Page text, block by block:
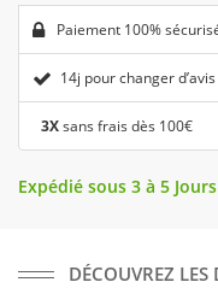
Paiement 100%
14j pour changer d’avis
3Xsans frais dès 100€
Expédié sous 3 à 5 Jours
DÉCOUVREZ LES